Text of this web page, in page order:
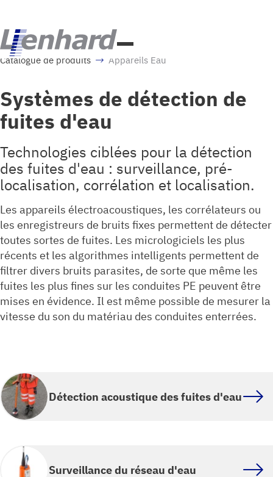
Catalogue de produits Appareils Eau
Systèmes de détection de
fuites d'eau
Technologies ciblées pour la détection
des fuites d'eau : surveillance, pré-
localisation, corrélation et localisation.
Les appareils électroacoustiques, les corrélateurs ou
les enregistreurs de bruits fixes permettent de détecter
toutes sortes de fuites. Les micrologiciels les plus
récents et les algorithmes intelligents permettent de
filtrer divers bruits parasites, de sorte que même les
fuites les plus fines sur les conduites PE peuvent être
mises en évidence. Il est même possible de mesurer la
vitesse du son du matériau des conduites enterrées.
Détection acoustique des fuites d'eau
Surveillance du réseau d'eau